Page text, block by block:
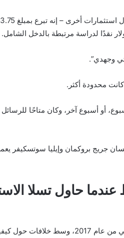
وجهدي”.
محدودة أكثر.
أو أسبوع آخر، وكان متاحًا
جريج بروكمان وإيليا سوتسكيفر
عندما حاول تسلا